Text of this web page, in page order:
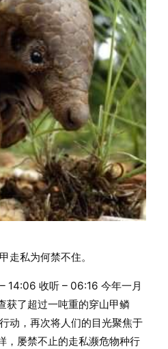
走私为何禁不住。
14:06 收听 – 06:16 今年一月
获了超过一吨重的穿山甲鳞
动，再次将人们的目光聚焦于
，屡禁不止的走私濒危物种行